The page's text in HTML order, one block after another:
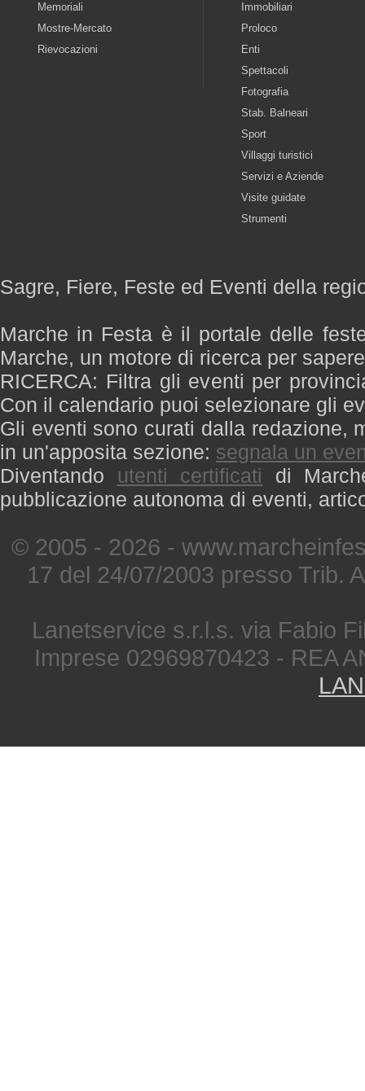
Memoriali
Mostre-Mercato
Rievocazioni
Immobiliari
Proloco
Enti
Spettacoli
Fotografia
Stab. Balneari
Sport
Villaggi turistici
Servizi e Aziende
Visite guidate
Strumenti
Sagre, Fiere, Feste ed Eventi della
Marche in Festa è il portale delle
Marche, un motore di ricerca per
RICERCA: Filtra gli eventi per
Con il calendario puoi selezionare gli
Gli eventi sono curati dalla redazione,
in un'apposita sezione: segnala un
Diventando utenti certificati di
pubblicazione autonoma di eventi,
© 2005 - 2026 -
17 del 24/07/2003 presso Trib.
Lanetservice s.r.l.s. via Fabio
Imprese 02969870423 - REA